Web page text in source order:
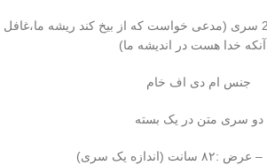
حروف کالیگرافی چوبی 2 سری (مدعی خواست که از بیخ کند ریشه ما،غافل
آنکه خدا هست در اندیشه ما)
جنس ام دی اف خام
دو سری متن در یک بسته